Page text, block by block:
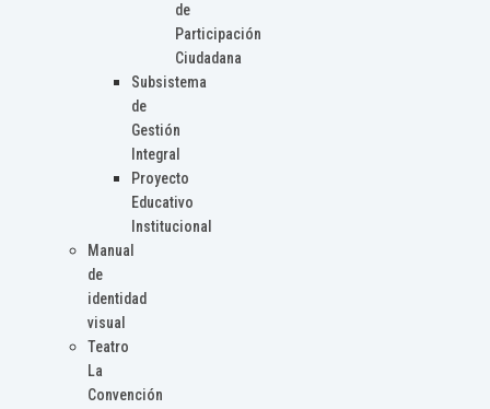
de
Participación
Ciudadana
Subsistema
de
Gestión
Integral
Proyecto
Educativo
Institucional
Manual
de
identidad
visual
Teatro
La
Convención